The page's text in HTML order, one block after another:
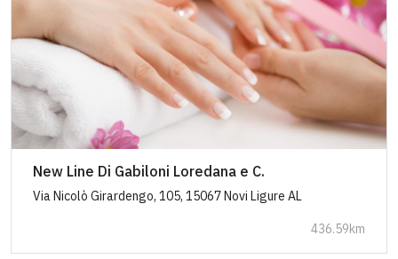
New Line Di Gabiloni Loredana e C.
Via Nicolò Girardengo, 105, 15067 Novi Ligure AL
436.59km